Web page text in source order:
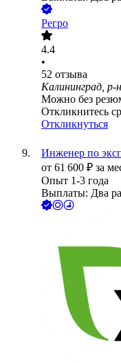
Регро
4.4
•
52 отзыва
Калининград, р-
Можно без
Откликнитесь
Откликнуться
Инженер по
от 61 600 ₽ за
Опыт 1-3 года
Выплаты: Два